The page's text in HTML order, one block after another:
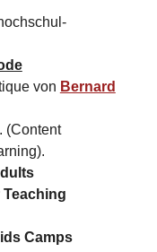
von Bernard
(Content
Teaching
Camps​